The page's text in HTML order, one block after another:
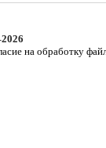
на обработку